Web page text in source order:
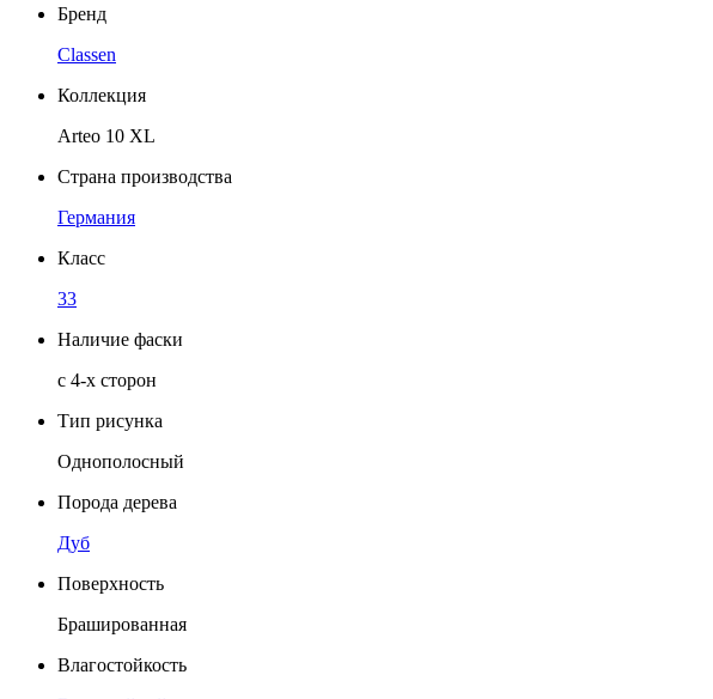
Бренд
Classen
Коллекция
Arteo 10 XL
Страна производства
Германия
Класс
33
Наличие фаски
с 4-х сторон
Тип рисунка
Однополосный
Порода дерева
Дуб
Поверхность
Брашированная
Влагостойкость